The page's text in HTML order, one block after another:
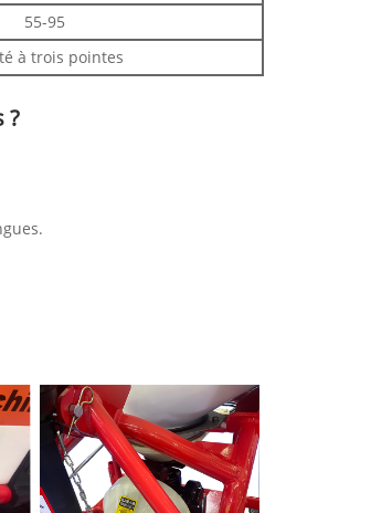
55-95
à trois pointes
?